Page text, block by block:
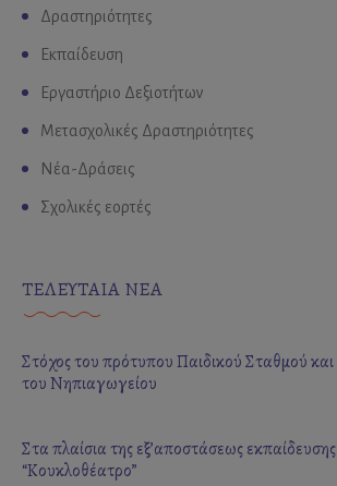
Δραστηριότητες
Εκπαίδευση
Εργαστήριο Δεξιοτήτων
Μετασχολικές Δραστηριότητες
Νέα-Δράσεις
Σχολικές εορτές
ΤΕΛΕΥΤΑΙΑ ΝΕΑ
Στόχος του πρότυπου Παιδικού Σταθμού και
του Νηπιαγωγείου
Στα πλαίσια της εξ’αποστάσεως εκπαίδευσης
“Κουκλοθέατρο”